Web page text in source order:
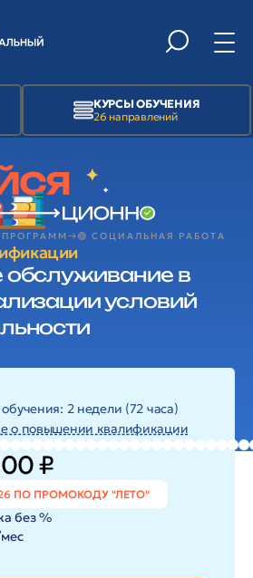
КУРСЫ ОБУЧЕНИЯ
26 направлений
ПРОГРАММ 🟢 СОЦИАЛЬНАЯ РАБОТА
обслуживание в
условий
2 недели (72 часа)
о повышении квалификации
₽
ПО ПРОМОКОДУ "ЛЕТО"
без %